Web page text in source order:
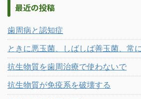
最近の投稿
歯周病と認知症
ときに悪玉菌、しばしば善玉菌、常
抗生物質を歯周治療で使わないで
抗生物質が免疫系を破壊する